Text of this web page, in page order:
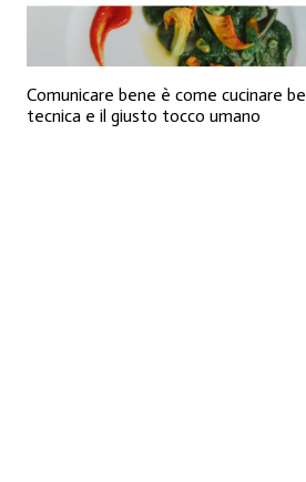
Comunicare bene è come cucinare
tecnica e il giusto tocco umano